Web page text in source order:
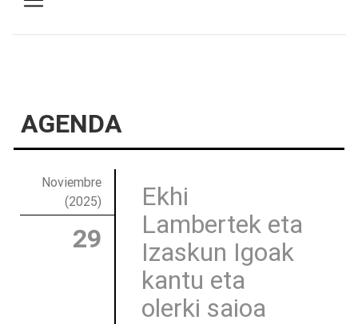
AGENDA
Noviembre
(2025)
29
Ekhi
Lambertek eta
Izaskun Igoak
kantu eta
olerki saioa